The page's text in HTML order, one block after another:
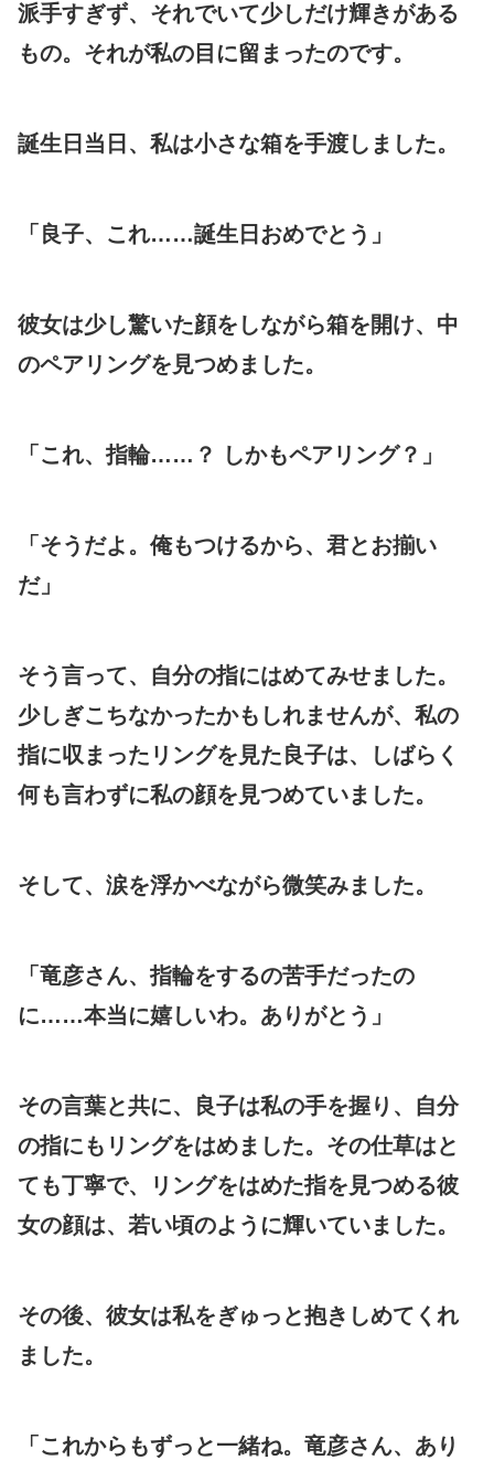
派手すぎず、それでいて少しだけ輝きがある
もの。それが私の目に留まったのです。
誕生日当日、私は小さな箱を手渡しました。
「良子、これ……誕生日おめでとう」
彼女は少し驚いた顔をしながら箱を開け、中
のペアリングを見つめました。
「これ、指輪……？ しかもペアリング？」
「そうだよ。俺もつけるから、君とお揃い
だ」
そう言って、自分の指にはめてみせました。
少しぎこちなかったかもしれませんが、私の
指に収まったリングを見た良子は、しばらく
何も言わずに私の顔を見つめていました。
そして、涙を浮かべながら微笑みました。
「竜彦さん、指輪をするの苦手だったの
に……本当に嬉しいわ。ありがとう」
その言葉と共に、良子は私の手を握り、自分
の指にもリングをはめました。その仕草はと
ても丁寧で、リングをはめた指を見つめる彼
女の顔は、若い頃のように輝いていました。
その後、彼女は私をぎゅっと抱きしめてくれ
ました。
「これからもずっと一緒ね。竜彦さん、あり